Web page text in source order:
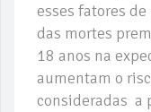
esses fatores
das mortes
18 anos na
aumentam o
consideradas a